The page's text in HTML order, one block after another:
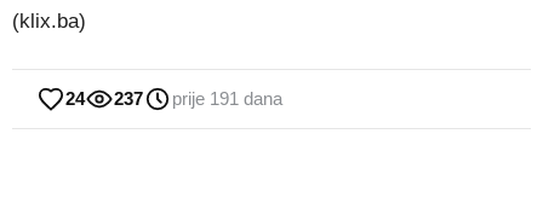
(klix.ba)
24 237 prije 191 dana